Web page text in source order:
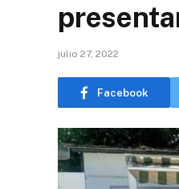
julio 27, 2022
Facebook